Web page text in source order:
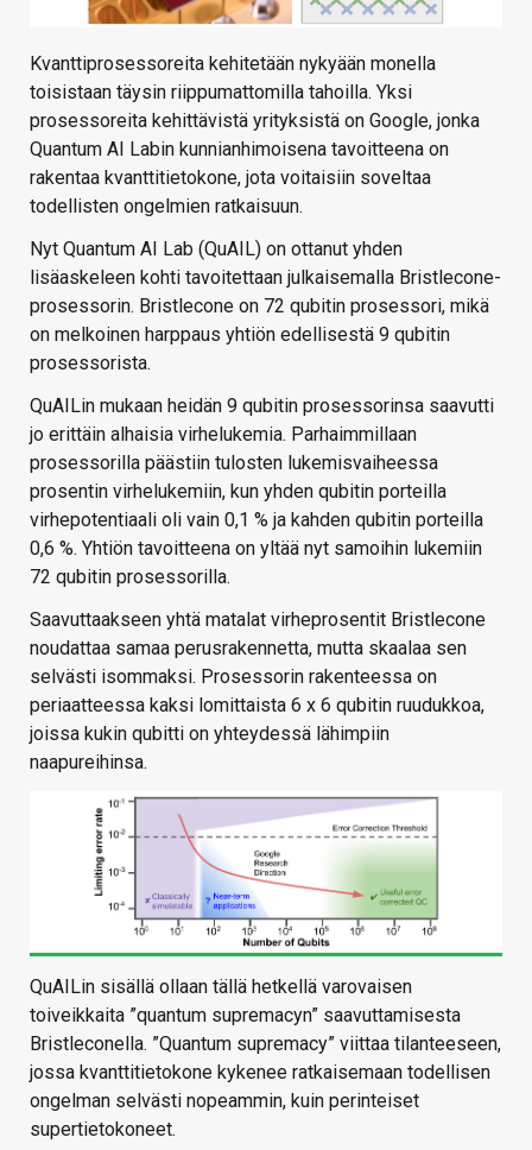
Kvanttiprosessoreita kehitetään nykyään monella
toisistaan täysin riippumattomilla tahoilla. Yksi
prosessoreita kehittävistä yrityksistä on Google, jonka
Quantum AI Labin kunnianhimoisena tavoitteena on
rakentaa kvanttitietokone, jota voitaisiin soveltaa
todellisten ongelmien ratkaisuun.
Nyt Quantum AI Lab (QuAIL) on ottanut yhden
lisäaskeleen kohti tavoitettaan julkaisemalla Bristlecone-
prosessorin. Bristlecone on 72 qubitin prosessori, mikä
on melkoinen harppaus yhtiön edellisestä 9 qubitin
prosessorista.
QuAILin mukaan heidän 9 qubitin prosessorinsa saavutti
jo erittäin alhaisia virhelukemia. Parhaimmillaan
prosessorilla päästiin tulosten lukemisvaiheessa
prosentin virhelukemiin, kun yhden qubitin porteilla
virhepotentiaali oli vain 0,1 % ja kahden qubitin porteilla
0,6 %. Yhtiön tavoitteena on yltää nyt samoihin lukemiin
72 qubitin prosessorilla.
Saavuttaakseen yhtä matalat virheprosentit Bristlecone
noudattaa samaa perusrakennetta, mutta skaalaa sen
selvästi isommaksi. Prosessorin rakenteessa on
periaatteessa kaksi lomittaista 6 x 6 qubitin ruudukkoa,
joissa kukin qubitti on yhteydessä lähimpiin
naapureihinsa.
QuAILin sisällä ollaan tällä hetkellä varovaisen
toiveikkaita ”quantum supremacyn” saavuttamisesta
Bristleconella. ”Quantum supremacy” viittaa tilanteeseen,
jossa kvanttitietokone kykenee ratkaisemaan todellisen
ongelman selvästi nopeammin, kuin perinteiset
supertietokoneet.